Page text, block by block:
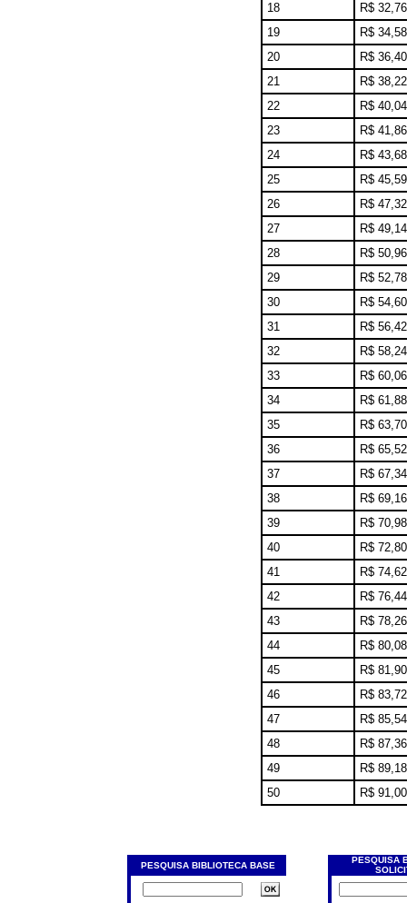
18
R$ 32,76
19
R$ 34,58
20
R$ 36,40
21
R$ 38,22
22
R$ 40,04
23
R$ 41,86
24
R$ 43,68
25
R$ 45,59
26
R$ 47,32
27
R$ 49,14
28
R$ 50,96
29
R$ 52,78
30
R$ 54,60
31
R$ 56,42
32
R$ 58,24
33
R$ 60,06
34
R$ 61,88
35
R$ 63,70
36
R$ 65,52
37
R$ 67,34
38
R$ 69,16
39
R$ 70,98
40
R$ 72,80
41
R$ 74,62
42
R$ 76,44
43
R$ 78,26
44
R$ 80,08
45
R$ 81,90
46
R$ 83,72
47
R$ 85,54
48
R$ 87,36
49
R$ 89,18
50
R$ 91,00
PESQUISA BIBLIOTECA BASE
PESQUISA